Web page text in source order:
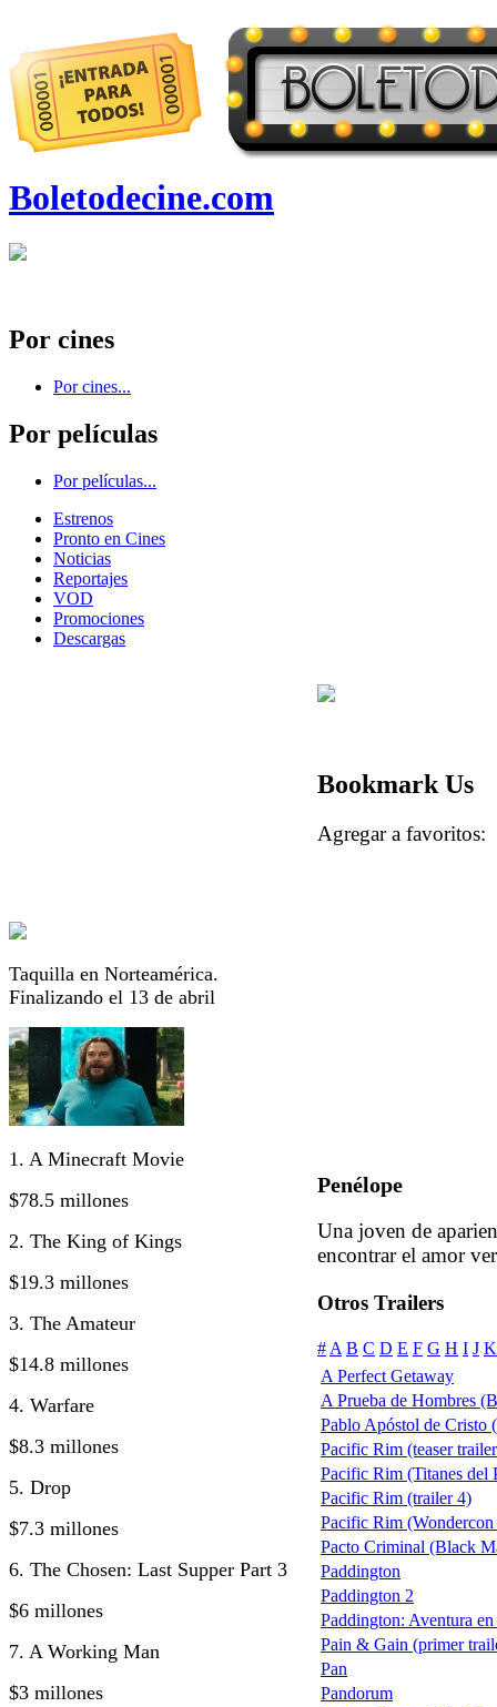
Boletodecine.com
Por cines
Por cines...
Por películas
Por películas...
Estrenos
Pronto en Cines
Noticias
Reportajes
VOD
Promociones
Descargas
Taquilla en Norteamérica.
Finalizando el 13 de abril
1. A Minecraft Movie
$78.5 millones
2. The King of Kings
$19.3 millones
3. The Amateur
$14.8 millones
4. Warfare
$8.3 millones
5. Drop
$7.3 millones
6. The Chosen: Last Supper Part 3
$6 millones
7. A Working Man
$3 millones
Bookmark Us
Agregar a
Penélope
Una joven de
encontrar el amor
Otros Trailers
# A B C D E F G H I J K
A Perfect Getaway
A Prueba de Hombres
Pablo Apóstol de Cristo
Pacific Rim (teaser
Pacific Rim (Titanes del
Pacific Rim (trailer 4)
Pacific Rim
Pacto Criminal (Black
Paddington
Paddington 2
Paddington: Aventura
Pain & Gain (primer
Pan
Pandorum